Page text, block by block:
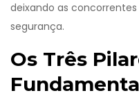
deixando as
segurança.
Os Três